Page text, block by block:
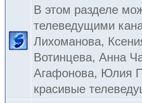
В этом разделе
телеведущими
Лихоманова,
Вотинцева, Анна
Агафонова, Юлия
красивые